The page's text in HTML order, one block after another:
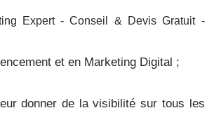
Expert - Conseil & Devis Gratuit -
et en Marketing Digital ;
donner de la visibilité sur tous les